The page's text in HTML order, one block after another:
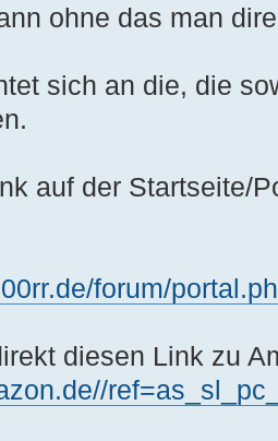
ohne das man
sich an die, die
auf der Startseite/
forum/
diesen Link zu